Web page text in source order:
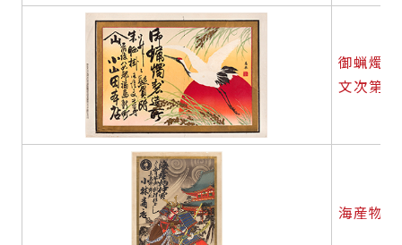
御蝋燭
文次第
海産物